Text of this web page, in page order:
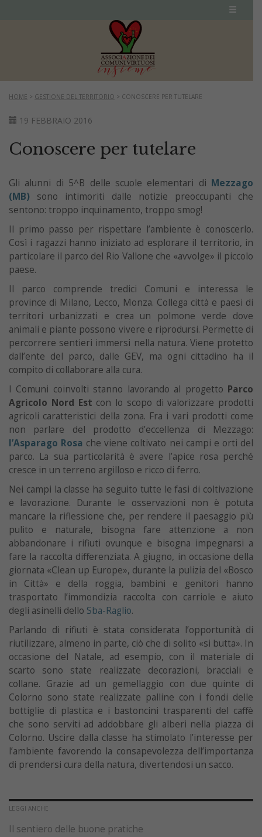
HOME > GESTIONE DEL TERRITORIO > CONOSCERE PER TUTELARE
19 FEBBRAIO 2016
Conoscere per tutelare
Gli alunni di 5^B delle scuole elementari di Mezzago
(MB) sono intimoriti dalle notizie preoccupanti che
sentono: troppo inquinamento, troppo smog!
Il primo passo per rispettare l’ambiente è conoscerlo.
Così i ragazzi hanno iniziato ad esplorare il territorio, in
particolare il parco del Rio Vallone che «avvolge» il piccolo
paese.
Il parco comprende tredici Comuni e interessa le
province di Milano, Lecco, Monza. Collega città e paesi di
territori urbanizzati e crea un polmone verde dove
animali e piante possono vivere e riprodursi. Permette di
percorrere sentieri immersi nella natura. Viene protetto
dall’ente del parco, dalle GEV, ma ogni cittadino ha il
compito di collaborare alla cura.
I Comuni coinvolti stanno lavorando al progetto Parco
Agricolo Nord Est con lo scopo di valorizzare prodotti
agricoli caratteristici della zona. Fra i vari prodotti come
non parlare del prodotto d’eccellenza di Mezzago:
l’Asparago Rosa che viene coltivato nei campi e orti del
parco. La sua particolarità è avere l’apice rosa perché
cresce in un terreno argilloso e ricco di ferro.
Nei campi la classe ha seguito tutte le fasi di coltivazione
e lavorazione. Durante le osservazioni non è potuta
mancare la riflessione che, per rendere il paesaggio più
pulito e naturale, bisogna fare attenzione a non
abbandonare i rifiuti ovunque e bisogna impegnarsi a
fare la raccolta differenziata. A giugno, in occasione della
giornata «Clean up Europe», durante la pulizia del «Bosco
in Città» e della roggia, bambini e genitori hanno
trasportato l’immondizia raccolta con carriole e aiuto
degli asinelli dello Sba-Raglio.
Parlando di rifiuti è stata considerata l’opportunità di
riutilizzare, almeno in parte, ciò che di solito «si butta». In
occasione del Natale, ad esempio, con il materiale di
scarto sono state realizzate decorazioni, bracciali e
collane. Grazie ad un gemellaggio con due quinte di
Colorno sono state realizzate palline con i fondi delle
bottiglie di plastica e i bastoncini trasparenti del caffè
che sono serviti ad addobbare gli alberi nella piazza di
Colorno. Uscire dalla classe ha stimolato l’interesse per
l’ambiente favorendo la consapevolezza dell’importanza
di prendersi cura della natura, divertendosi un sacco.
LEGGI ANCHE
Il sentiero delle buone pratiche